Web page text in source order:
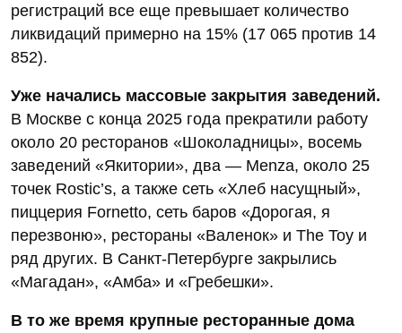
регистраций все еще превышает количество
ликвидаций примерно на 15% (17 065 против 14
852).
Уже начались массовые закрытия заведений.
В Москве с конца 2025 года прекратили работу
около 20 ресторанов «Шоколадницы», восемь
заведений «Якитории», два — Menza, около 25
точек Rostic’s, а также сеть «Хлеб насущный»,
пиццерия Fornetto, сеть баров «Дорогая, я
перезвоню», рестораны «Валенок» и The Toy и
ряд других. В Санкт‑Петербурге закрылись
«Магадан», «Амба» и «Гребешки».
В то же время крупные ресторанные дома